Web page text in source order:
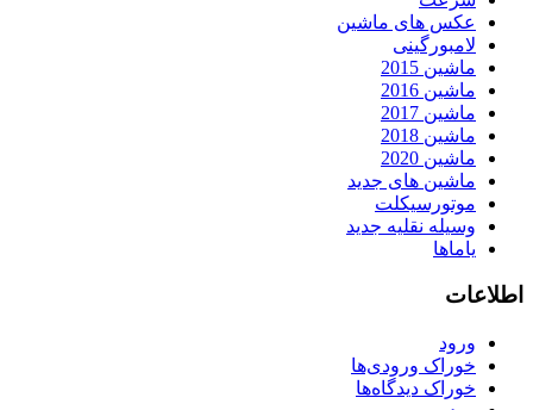
عکس های ماشین
لامبورگینی
ماشین 2015
ماشین 2016
ماشین 2017
ماشین 2018
ماشین 2020
ماشین های جدید
موتورسیکلت
وسیله نقلیه جدید
یاماها
اطلاعات
ورود
خوراک ورودی‌ها
خوراک دیدگاه‌ها